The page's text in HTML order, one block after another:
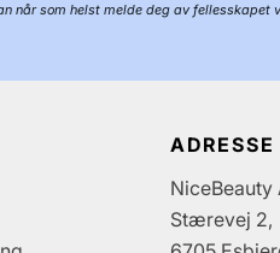
når som helst melde deg av fellesskapet
ADRESSE
NiceBeauty
Stærevej 2,